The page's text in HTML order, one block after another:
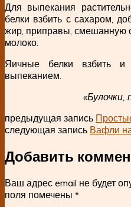
Для выпекания
белки взбить с сахаром,
жир, приправы, смешанную
молоко.
Яичные белки взбить
выпеканием.
«Булочки,
предыдущая запись
следующая запись Вафли
Добавить
Ваш адрес email не будет
поля помечены *